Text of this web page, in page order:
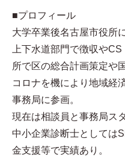
■プロフィール​
大学卒業後名古屋市役所
上下水道部門で徴収や
所で区の総合計画策定や
コロナを機により地域経
事務局に参画。
現在は相談員と事務局ス
中小企業診断士としては
金支援等で実績あり。